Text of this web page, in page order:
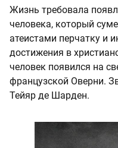
Жизнь требовала
человека, который
атеистами перчатку и
достижения в
человек появился на
французской Оверни.
Тейяр де Шарден.